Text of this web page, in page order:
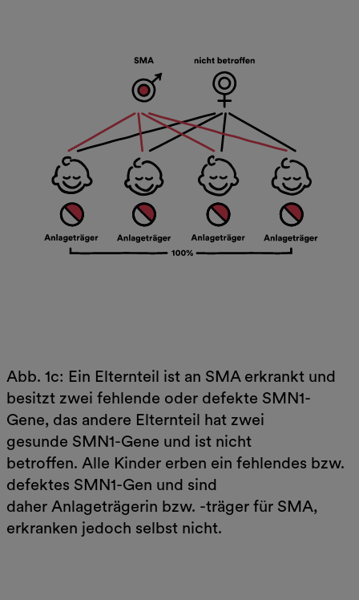
Abb. 1c: Ein Elternteil ist an SMA erkrankt und
besitzt zwei fehlende oder defekte SMN1-
Gene, das andere Elternteil hat zwei
gesunde SMN1-Gene und ist nicht
betroffen. Alle Kinder erben ein fehlendes bzw.
defektes SMN1-Gen und sind
daher Anlageträgerin bzw. -träger für SMA,
erkranken jedoch selbst nicht.